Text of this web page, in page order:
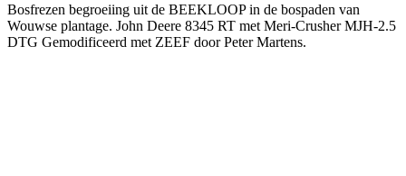
Bosfrezen begroeiing uit de BEEKLOOP in de bospaden van
Wouwse plantage. John Deere 8345 RT met Meri-Crusher MJH-2.5
DTG Gemodificeerd met ZEEF door Peter Martens.